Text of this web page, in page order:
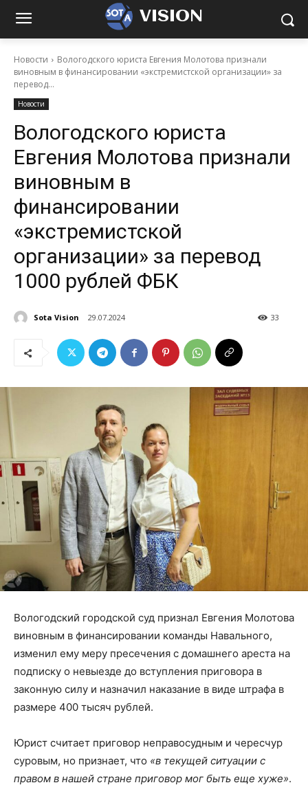
VISION
Новости
Вологодского юриста Евгения Молотова признали
виновным в финансировании «экстремистской организации» за
перевод...
Новости
Вологодского юриста
Евгения Молотова признали
виновным в
финансировании
«экстремистской
организации» за перевод
1000 рублей ФБК
Sota Vision 29.07.2024 33
Вологодский городской суд признал Евгения Молотова
виновным в финансировании команды Навального,
изменил ему меру пресечения с домашнего ареста на
подписку о невыезде до вступления приговора в
законную силу и назначил наказание в виде штрафа в
размере 400 тысяч рублей.
Юрист считает приговор неправосудным и чересчур
суровым, но признает, что «в текущей ситуации с
правом в нашей стране приговор мог быть еще хуже».